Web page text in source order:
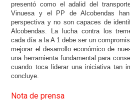
presentó como el adalid del
Vinuesa y el PP de Alcobendas
perspectiva y no son capaces de
Alcobendas. La lucha contra los
cada día a la A 1 debe ser un
mejorar el desarrollo económico de
una herramienta fundamental para
cuando toca liderar una iniciativa tan
concluye.
Nota de prensa